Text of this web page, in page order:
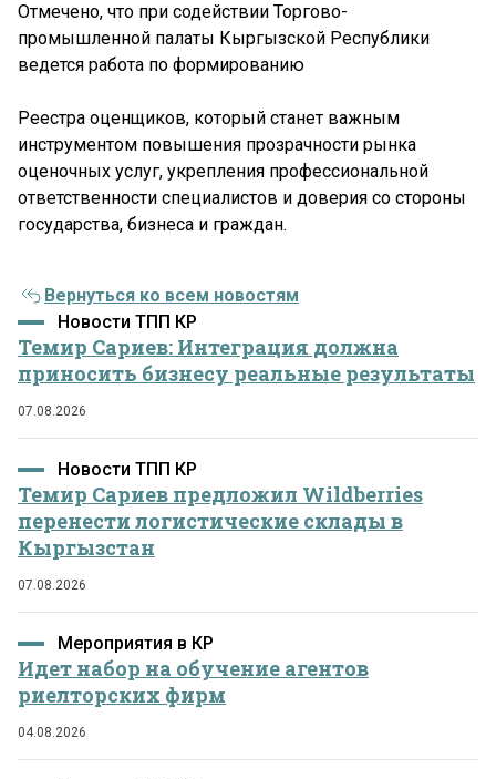
Отмечено, что при содействии Торгово-
промышленной палаты Кыргызской Республики
ведется работа по формированию
Реестра оценщиков, который станет важным
инструментом повышения прозрачности рынка
оценочных услуг, укрепления профессиональной
ответственности специалистов и доверия со стороны
государства, бизнеса и граждан.
Вернуться ко всем новостям
Новости ТПП КР
Темир Сариев: Интеграция должна
приносить бизнесу реальные результаты
07.08.2026
Новости ТПП КР
Темир Сариев предложил Wildberries
перенести логистические склады в
Кыргызстан
07.08.2026
Мероприятия в КР
Идет набор на обучение агентов
риелторских фирм
04.08.2026